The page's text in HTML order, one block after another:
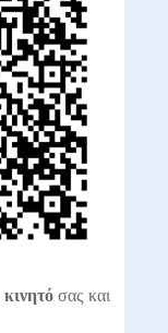
κινητό σας και